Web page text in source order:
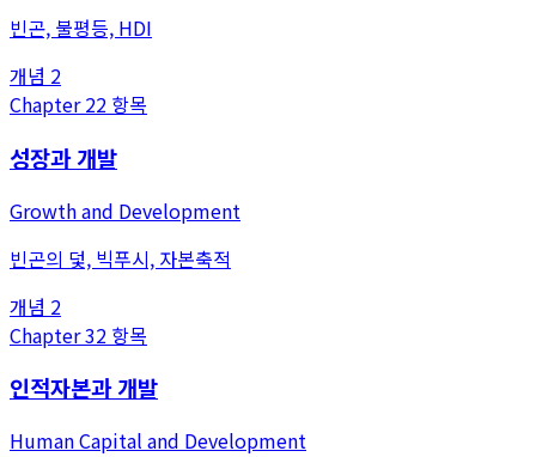
빈곤, 불평등, HDI
개념 2
Chapter22 항목
성장과 개발
Growth and Development
빈곤의 덫, 빅푸시, 자본축적
개념 2
Chapter32 항목
인적자본과 개발
Human Capital and Development